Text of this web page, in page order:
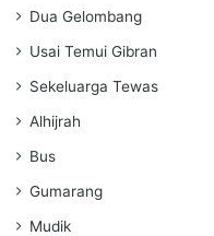
Dua Gelombang
Usai Temui Gibran
Sekeluarga Tewas
Alhijrah
Bus
Gumarang
Mudik